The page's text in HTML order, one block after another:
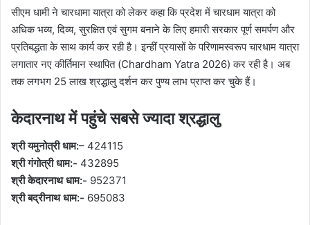
सीएम धामी ने चारधामा यात्रा को लेकर कहा कि प्रदेश में चारधाम यात्रा को
अधिक भव्य, दिव्य, सुरक्षित एवं सुगम बनाने के लिए हमारी सरकार पूर्ण समर्पण और
प्रतिबद्धता के साथ कार्य कर रही है। इन्हीं प्रयासों के परिणामस्वरूप चारधाम यात्रा
लगातार नए कीर्तिमान स्थापित (Chardham Yatra 2026) कर रही है। अब
तक लगभग 25 लाख श्रद्धालु दर्शन कर पुण्य लाभ प्राप्त कर चुके हैं।
केदारनाथ में पहुंचे सबसे ज्यादा श्रद्धालु
श्री यमुनोत्री धाम:– 424115
श्री गंगोत्री धाम:- 432895
श्री केदारनाथ धाम:- 952371
श्री बद्रीनाथ धाम:- 695083